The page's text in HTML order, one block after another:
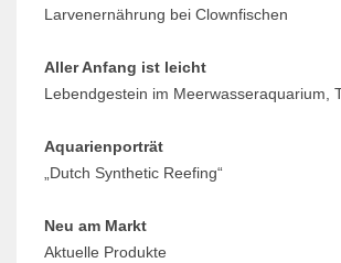
Larvenernährung bei Clownfischen
Aller Anfang ist leicht
Lebendgestein im Meerwasseraquarium,
Aquarienporträt
„Dutch Synthetic Reefing“
Neu am Markt
Aktuelle Produkte